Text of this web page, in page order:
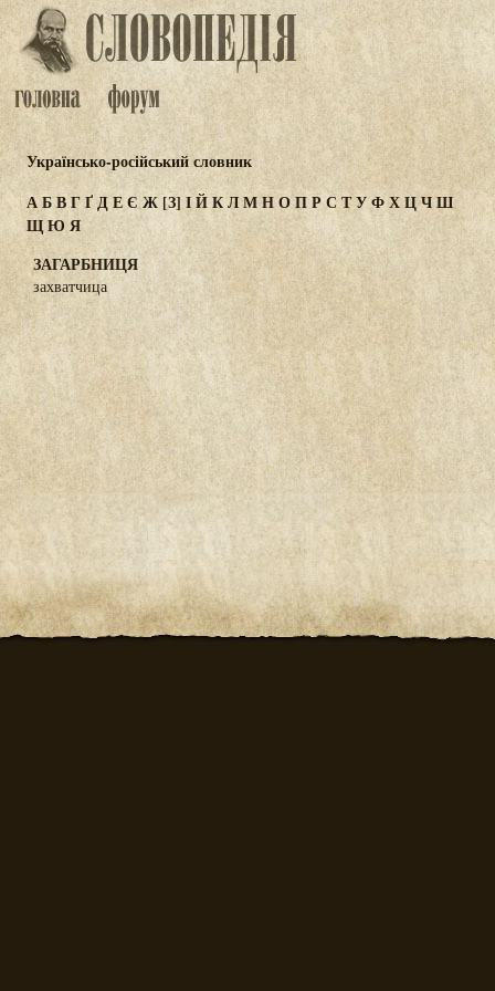
Українсько-російський словник
АБВГҐДЕЄ Ж[З] ІЙКЛМНОПР С ТУФХЦЧШ
ЩЮ Я
ЗАГАРБНИЦЯ
захватчица